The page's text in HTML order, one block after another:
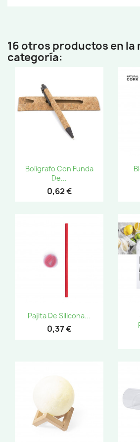
16 otros productos en la
categoría:
Bolígrafo Con Funda
De...
0,62 €
Pajita De Silicona...
0,37 €